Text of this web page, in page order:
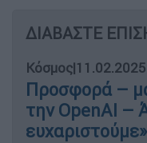
ΔΙΑΒΑΣΤΕ
Κόσμος|
Προσφορά –
την OpenAI –
ευχαριστούμε»